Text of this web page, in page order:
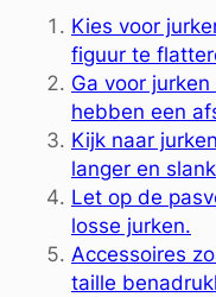
Kies voor
figuur te
Ga voor
hebben een
Kijk naar
langer en
Let op de
losse jurken.
Accessoires
taille